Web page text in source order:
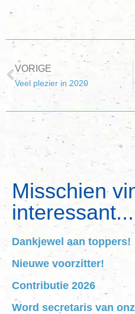
VORIGE
Veel plezier in 2020
Misschien
interessant...
Dankjewel aan toppers!
Nieuwe voorzitter!
Contributie 2026
Word secretaris van